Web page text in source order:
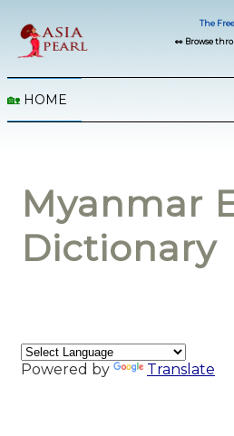
The
👀 Browse
🏡 HOME
Myanmar
Dictionary
Powered by Translate